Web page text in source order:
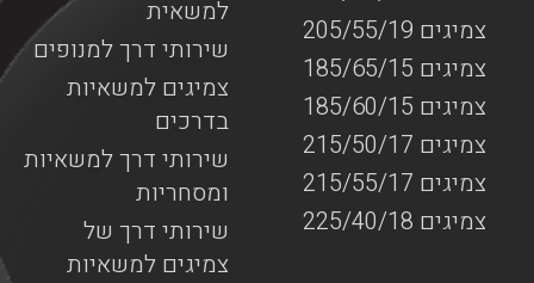
למשאית
שירותי דרך למנופים
צמיגים למשאיות
בדרכים
שירותי דרך למשאיות
ומסחריות
שירותי דרך של
צמיגים למשאיות
צמיגים 205/55/19
צמיגים 185/65/15
צמיגים 185/60/15
צמיגים 215/50/17
צמיגים 215/55/17
צמיגים 225/40/18